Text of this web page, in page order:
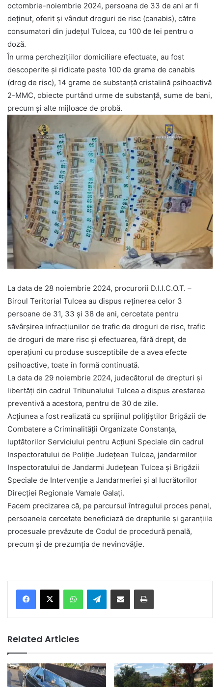
octombrie-noiembrie 2024, persoana de 33 de ani ar fi
deținut, oferit și vândut droguri de risc (canabis), către
consumatori din județul Tulcea, cu 100 de lei pentru o
doză.
În urma perchezițiilor domiciliare efectuate, au fost
descoperite și ridicate peste 100 de grame de canabis
(drog de risc), 14 grame de substanţă cristalină psihoactivă
2-MMC, obiecte purtând urme de substanță, sume de bani,
precum și alte mijloace de probă.
La data de 28 noiembrie 2024, procurorii D.I.I.C.O.T. –
Biroul Teritorial Tulcea au dispus reținerea celor 3
persoane de 31, 33 și 38 de ani, cercetate pentru
săvârșirea infracțiunilor de trafic de droguri de risc, trafic
de droguri de mare risc și efectuarea, fără drept, de
operaţiuni cu produse susceptibile de a avea efecte
psihoactive, toate în formă continuată.
La data de 29 noiembrie 2024, judecătorul de drepturi și
libertăți din cadrul Tribunalului Tulcea a dispus arestarea
preventivă a acestora, pentru de 30 de zile.
Acțiunea a fost realizată cu sprijinul polițiștilor Brigăzii de
Combatere a Criminalității Organizate Constanța,
luptătorilor Serviciului pentru Acțiuni Speciale din cadrul
Inspectoratului de Poliție Județean Tulcea, jandarmilor
Inspectoratului de Jandarmi Județean Tulcea și Brigăzii
Speciale de Intervenție a Jandarmeriei și al lucrătorilor
Direcției Regionale Vamale Galați.
Facem precizarea că, pe parcursul întregului proces penal,
persoanele cercetate beneficiază de drepturile și garanțiile
procesuale prevăzute de Codul de procedură penală,
precum și de prezumția de nevinovăție.
Telegram
Related Articles